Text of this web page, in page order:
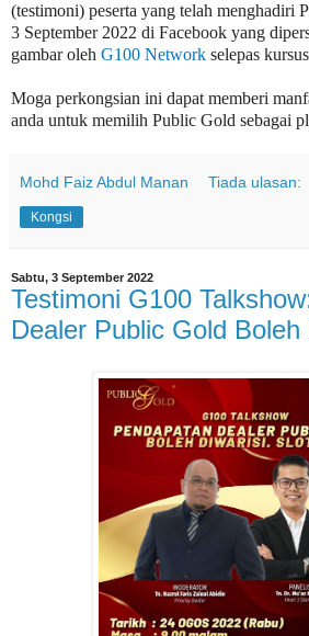
(testimoni) peserta yang telah menghadiri
3 September 2022 di Facebook yang
gambar oleh G100 Network selepas
Moga perkongsian ini dapat memberi
anda untuk memilih Public Gold sebagai
Mohd Faiz Abdul Manan Tiada ulasan:
Kongsi
Sabtu, 3 September 2022
Testimoni G100
Dealer Public Gold Boleh